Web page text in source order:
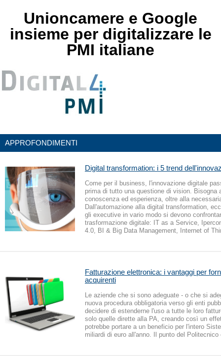
Unioncamere e Google
insieme per digitalizzare le
PMI italiane
APPROFONDIMENTI
Digital transformation: i 5 trend
Come per il business, l'innovazione digitale
prima di tutto una questione di vision. Bisogna
conoscenza ed esperienza, oltre alla
Dall'automazione alla digital transformation,
gli executive in vario modo si devono
trasformazione digitale: IT as a Service,
4.0, BI & Big Data Management, Internet of
Fatturazione elettronica: i vantaggi per
acquirenti
Le aziende che si sono adeguate - o che si
nuova procedura obbligatoria verso gli enti
decidere di estenderne l'uso a tutte le loro
solo quelle dirette alla PA, creando così un
potrebbe portare a un beneficio per l'intero
miliardi di euro all'anno. Il punto del Politecnico